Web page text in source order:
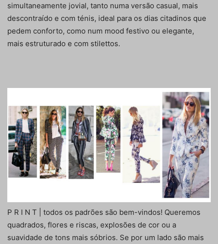
simultaneamente jovial, tanto numa versão casual, mais
descontraído e com ténis, ideal para os dias citadinos que
pedem conforto, como num mood festivo ou elegante,
mais estruturado e com stilettos.
P R I N T | todos os padrões são bem-vindos! Queremos
quadrados, flores e riscas, explosões de cor ou a
suavidade de tons mais sóbrios. Se por um lado são mais